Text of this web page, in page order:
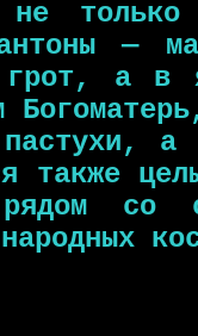
не
—
грот, а в
пастухи,
также
со